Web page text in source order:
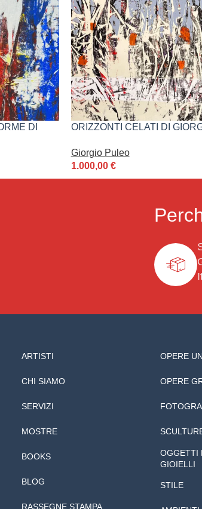
DI
ORIZZONTI CELATI DI
Giorgio Puleo
1.000,00 €
ARTISTI
CHI SIAMO
SERVIZI
MOSTRE
BOOKS
BLOG
RASSEGNE STAMPA
OPERE
OPERE
OGGETTI
GIOIELLI
STILE